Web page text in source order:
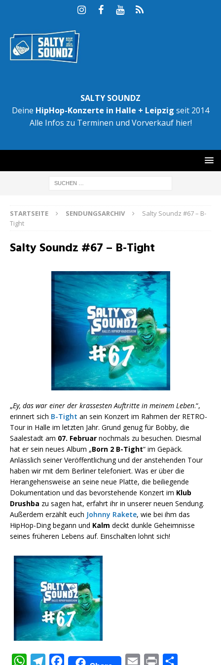
SALTY SOUNDZ
Deine HipHop-Konzerte in Halle + Leipzig seit 2014
Alle Infos zu Terminen und Vorverkauf hier!
STARTSEITE SENDUNGSARCHIV
Salty Soundz #67 – B-
Tight
Salty Soundz #67 – B-Tight
„Ey, das war einer der krassesten Auftritte in meinem Leben.“,
erinnert sich B-Tight an sein Konzert im Rahmen der RETRO-
Tour in Halle im letzten Jahr. Grund genug für Bobby, die
Saalestadt am 07. Februar nochmals zu besuchen. Diesmal
hat er sein neues Album „Born 2 B-Tight“ im Gepäck.
Anlässlich seiner Veröffentlichung und der anstehenden Tour
haben wir mit dem Berliner telefoniert. Was er über die
Herangehensweise an seine neue Platte, die beiliegende
Dokumentation und das bevorstehende Konzert im Klub
Drushba zu sagen hat, erfahrt ihr in unserer neuen Sendung.
Außerdem erzählt euch Johnny Rakete, wie bei ihm das
HipHop-Ding begann und Kalm deckt dunkle Geheimnisse
seines früheren Lebens auf. Einschalten lohnt sich!
W